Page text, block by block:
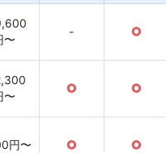
〜
- ○
〜
○ ○
円〜 ○ ○